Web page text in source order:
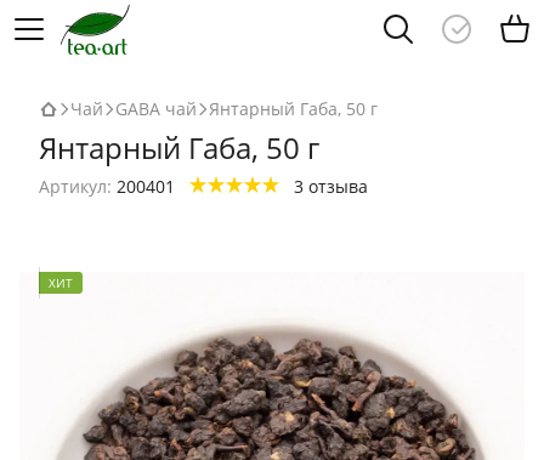
Чай GABA чай Янтарный Габа, 50 г
Янтарный Габа, 50 г
Артикул: 200401 3 отзыва
ХИТ